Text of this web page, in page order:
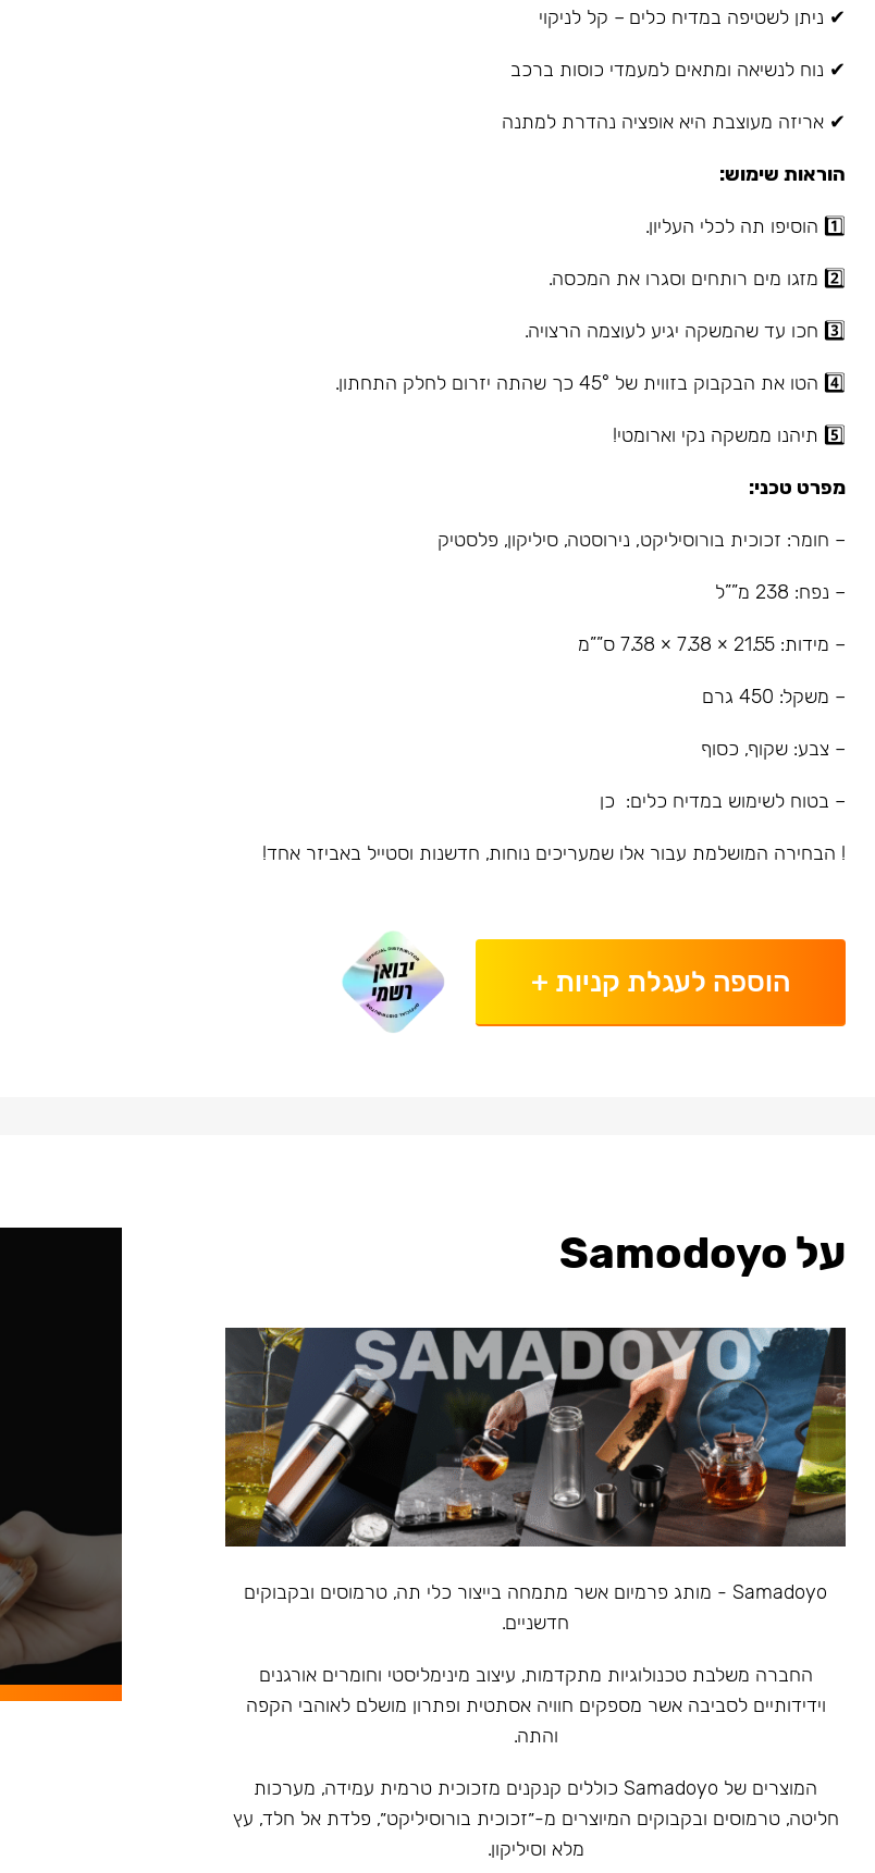
✔ ניתן לשטיפה במדיח כלים – קל לניקוי
✔ נוח לנשיאה ומתאים למעמדי כוסות ברכב
✔ אריזה מעוצבת היא אופציה נהדרת למתנה
הוראות שימוש:
1️⃣ הוסיפו תה לכלי העליון.
2️⃣ מזגו מים רותחים וסגרו את המכסה.
3️⃣ חכו עד שהמשקה יגיע לעוצמה הרצויה.
4️⃣ הטו את הבקבוק בזווית של 45° כך שהתה יזרום לחלק התחתון.
5️⃣ תיהנו ממשקה נקי וארומטי!
מפרט טכני:
– חומר: זכוכית בורוסיליקט, נירוסטה, סיליקון, פלסטיק
– נפח: 238 מ””ל
– מידות: 21.55 × 7.38 × 7.38 ס””מ
– משקל: 450 גרם
– צבע: שקוף, כסוף
– בטוח לשימוש במדיח כלים: כן
! הבחירה המושלמת עבור אלו שמעריכים נוחות, חדשנות וסטייל באביזר אחד!
הוספה לעגלת קניות +
על Samodoyo
Samadoyo - מותג פרמיום אשר מתמחה בייצור כלי תה, טרמוסים ובקבוקים
חדשניים.
‏החברה משלבת טכנולוגיות מתקדמות, עיצוב מינימליסטי וחומרים אורגנים
וידידותיים לסביבה אשר מספקים חוויה אסתטית ופתרון מושלם לאוהבי הקפה
והתה.
המוצרים של Samadoyo כוללים קנקנים מזכוכית טרמית עמידה, מערכות
חליטה, טרמוסים ובקבוקים המיוצרים מ-״זכוכית בורוסיליקט״, פלדת אל חלד, עץ
מלא וסיליקון.